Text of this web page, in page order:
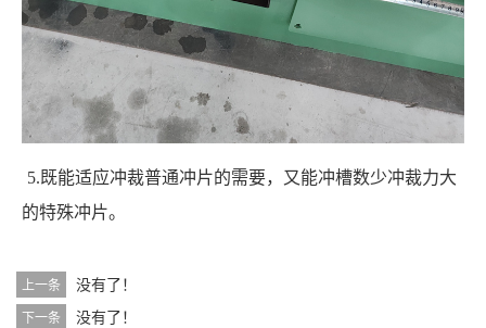
5.既能适应冲裁普通冲片的需要，又能冲槽数少冲裁力大
的特殊冲片。
上一条 没有了！
下一条 没有了！